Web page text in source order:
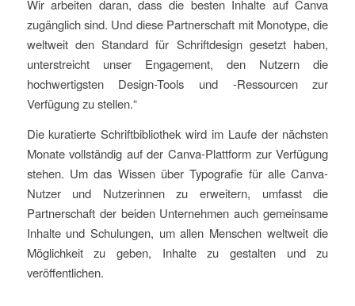
Wir arbeiten daran, dass die besten Inhalte auf Canva
zugänglich sind. Und diese Partnerschaft mit Monotype, die
weltweit den Standard für Schriftdesign gesetzt haben,
unterstreicht unser Engagement, den Nutzern die
hochwertigsten Design-Tools und -Ressourcen zur
Verfügung zu stellen.“
Die kuratierte Schriftbibliothek wird im Laufe der nächsten
Monate vollständig auf der Canva-Plattform zur Verfügung
stehen. Um das Wissen über Typografie für alle Canva-
Nutzer und Nutzerinnen zu erweitern, umfasst die
Partnerschaft der beiden Unternehmen auch gemeinsame
Inhalte und Schulungen, um allen Menschen weltweit die
Möglichkeit zu geben, Inhalte zu gestalten und zu
veröffentlichen.